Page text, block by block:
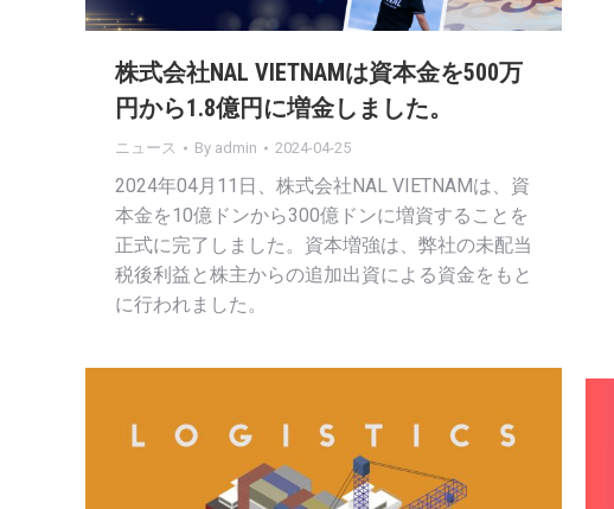
株式会社NAL VIETNAMは資本金を500万
円から1.8億円に増金しました。
ニュース By admin 2024-04-25
2024年04月11日、株式会社NAL VIETNAMは、資
本金を10億ドンから300億ドンに増資することを
正式に完了しました。資本増強は、弊社の未配当
税後利益と株主からの追加出資による資金をもと
に行われました。